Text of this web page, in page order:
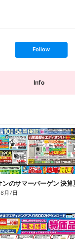
s
t
o
Follow
Info
8月7日